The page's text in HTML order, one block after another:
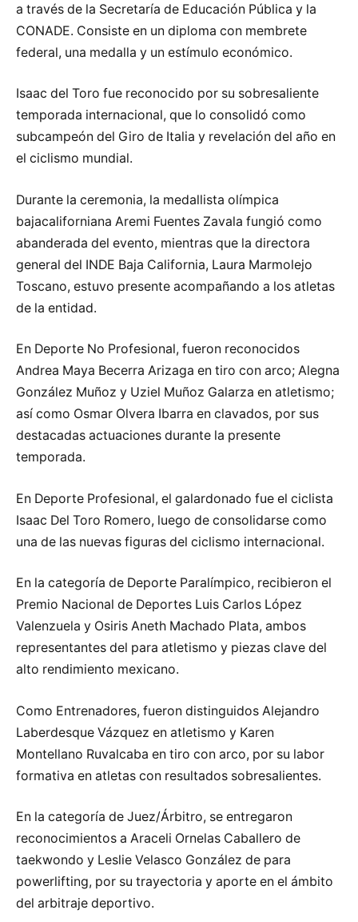
a través de la Secretaría de Educación Pública y la
CONADE. Consiste en un diploma con membrete
federal, una medalla y un estímulo económico.
Isaac del Toro fue reconocido por su sobresaliente
temporada internacional, que lo consolidó como
subcampeón del Giro de Italia y revelación del año en
el ciclismo mundial.
Durante la ceremonia, la medallista olímpica
bajacaliforniana Aremi Fuentes Zavala fungió como
abanderada del evento, mientras que la directora
general del INDE Baja California, Laura Marmolejo
Toscano, estuvo presente acompañando a los atletas
de la entidad.
En Deporte No Profesional, fueron reconocidos
Andrea Maya Becerra Arizaga en tiro con arco; Alegna
González Muñoz y Uziel Muñoz Galarza en atletismo;
así como Osmar Olvera Ibarra en clavados, por sus
destacadas actuaciones durante la presente
temporada.
En Deporte Profesional, el galardonado fue el ciclista
Isaac Del Toro Romero, luego de consolidarse como
una de las nuevas figuras del ciclismo internacional.
En la categoría de Deporte Paralímpico, recibieron el
Premio Nacional de Deportes Luis Carlos López
Valenzuela y Osiris Aneth Machado Plata, ambos
representantes del para atletismo y piezas clave del
alto rendimiento mexicano.
Como Entrenadores, fueron distinguidos Alejandro
Laberdesque Vázquez en atletismo y Karen
Montellano Ruvalcaba en tiro con arco, por su labor
formativa en atletas con resultados sobresalientes.
En la categoría de Juez/Árbitro, se entregaron
reconocimientos a Araceli Ornelas Caballero de
taekwondo y Leslie Velasco González de para
powerlifting, por su trayectoria y aporte en el ámbito
del arbitraje deportivo.